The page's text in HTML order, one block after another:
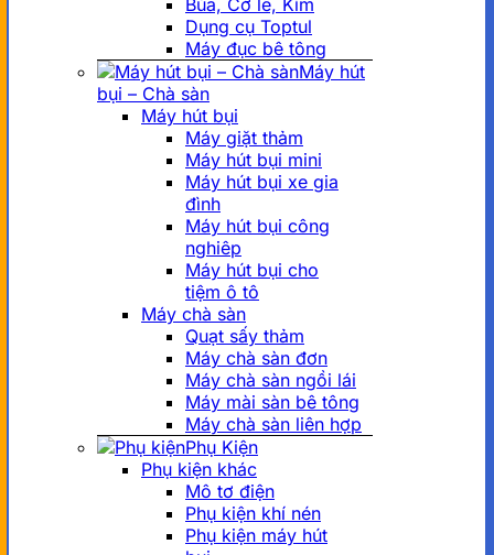
Búa, Cờ lê, Kìm
Dụng cụ Toptul
Máy đục bê tông
Máy hút
bụi – Chà sàn
Máy hút bụi
Máy giặt thảm
Máy hút bụi mini
Máy hút bụi xe gia
đình
Máy hút bụi công
nghiêp
Máy hút bụi cho
tiệm ô tô
Máy chà sàn
Quạt sấy thảm
Máy chà sàn đơn
Máy chà sàn ngồi lái
Máy mài sàn bê tông
Máy chà sàn liên hợp
Phụ Kiện
Phụ kiện khác
Mô tơ điện
Phụ kiện khí nén
Phụ kiện máy hút